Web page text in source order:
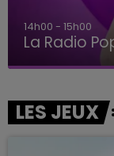
14h00 - 15h00
La Radio
LES JEUX